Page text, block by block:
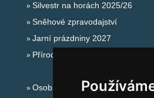
Silvestr na horách 2025/26
Sněhové zpravodajství
Jarní prázdniny 2027
Přírodní koupaliště
Osobní údaje